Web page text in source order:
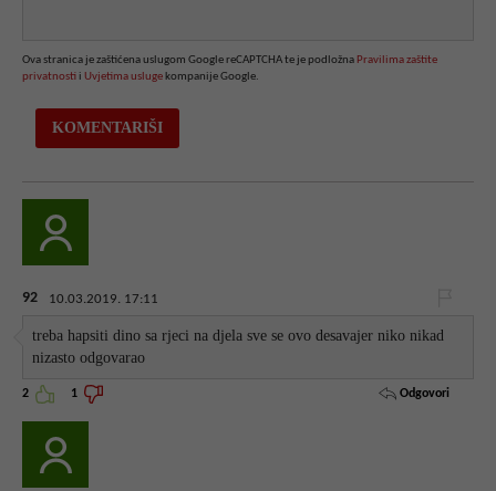
Ova stranica je zaštićena uslugom Google reCAPTCHA te je podložna Pravilima zaštite
privatnosti i Uvjetima usluge kompanije Google.
92 10.03.2019. 17:11
treba hapsiti dino sa rjeci na djela sve se ovo desavajer niko nikad
nizasto odgovarao
2 1 Odgovori